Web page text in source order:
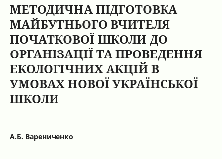
МЕТОДИЧНА ПІДГОТОВКА
МАЙБУТНЬОГО ВЧИТЕЛЯ
ПОЧАТКОВОЇ ШКОЛИ ДО
ОРГАНІЗАЦІЇ ТА ПРОВЕДЕННЯ
ЕКОЛОГІЧНИХ АКЦІЙ В
УМОВАХ НОВОЇ УКРАЇНСЬКОЇ
ШКОЛИ
А.Б. Варениченко